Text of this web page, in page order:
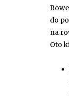
do
na
Oto